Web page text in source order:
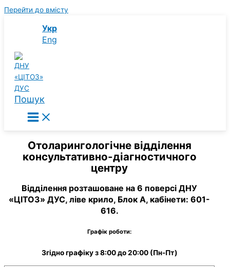
Перейти до вмісту
Укр
Eng
Пошук
Отоларингологічне відділення
консультативно-діагностичного
центру
Відділення розташоване на 6 поверсі ДНУ
«ЦІТОЗ» ДУС, ліве крило, Блок А, кабінети: 601-
616.
Графік роботи:
Згідно графіку з 8:00 до 20:00 (Пн-Пт)